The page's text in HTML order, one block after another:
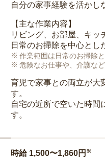
自分の家事経験を活かし
【主な作業内容】
リビング、お部屋、キッ
日常のお掃除を中心とし
作業範囲は日常のお掃除
危険なお仕事や、介護な
育児で家事との両立が大
す。
自宅の近所で空いた時間
す。
時給 1,500〜1,860円 ※